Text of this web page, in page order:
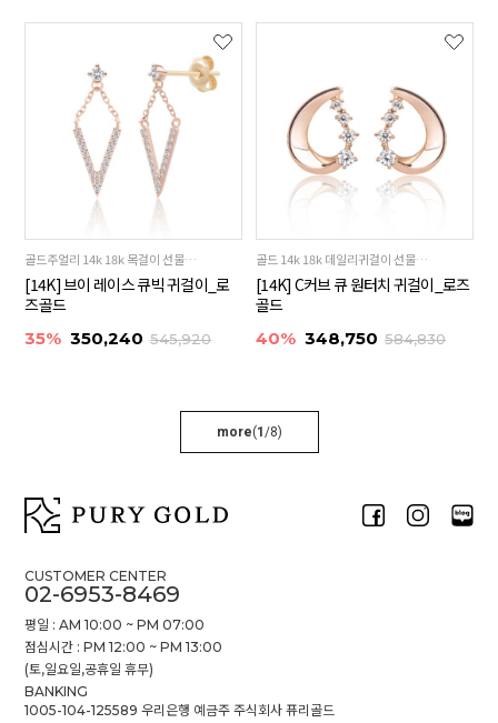
골드주얼리 14k 18k 목걸이 선물추천
[14K] 브이 레이스 큐빅 귀걸이_로
즈골드
35% 350,240 545,920
골드 14k 18k 데일리귀걸이 선물추천
[14K] C커브 큐 원터치 귀걸이_로즈
골드
40% 348,750 584,830
more(1/8)
CUSTOMER CENTER
02-6953-8469
평일 : AM 10:00 ~ PM 07:00
점심시간 : PM 12:00 ~ PM 13:00
(토,일요일,공휴일 휴무)
BANKING
1005-104-125589 우리은행 예금주 주식회사 퓨리골드